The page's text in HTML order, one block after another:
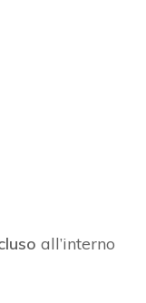
all’interno